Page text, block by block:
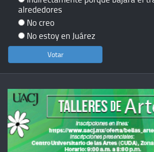
alrededores
No creo
No estoy en Juárez